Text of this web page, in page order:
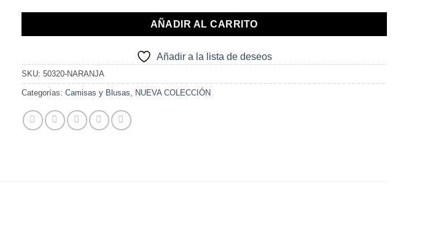
AÑADIR AL CARRITO
Añadir a la lista de deseos
SKU: 50320-NARANJA
Categorías: Camisas y Blusas, NUEVA COLECCIÓN